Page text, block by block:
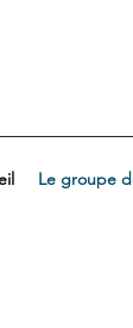
Le groupe